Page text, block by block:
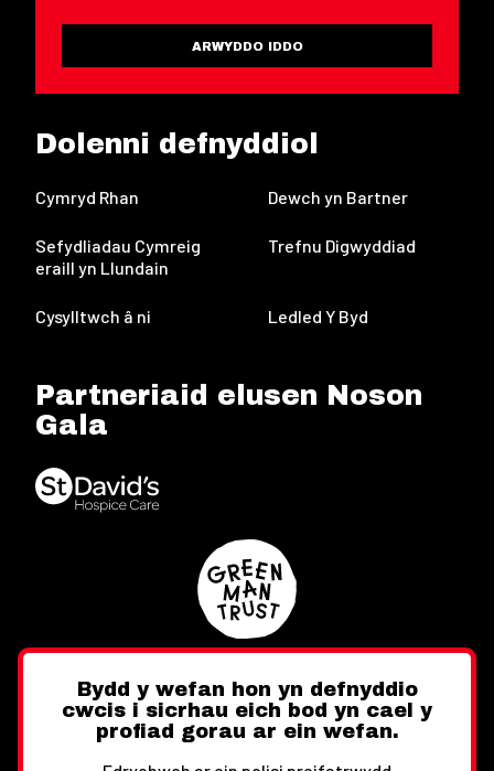
ARWYDDO IDDO
Dolenni defnyddiol
Cymryd Rhan Dewch yn Bartner
Sefydliadau Cymreig
eraill yn Llundain
Trefnu Digwyddiad
Cysylltwch â ni Ledled Y Byd
Partneriaid elusen Noson
Gala
Twitter FacebookInstagram
Bydd y wefan hon yn defnyddio
cwcis i sicrhau eich bod yn cael y
profiad gorau ar ein wefan.